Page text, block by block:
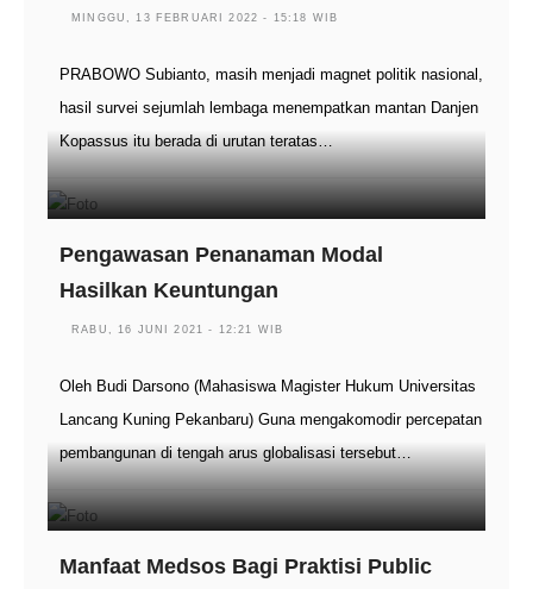
MINGGU, 13 FEBRUARI 2022 - 15:18 WIB
PRABOWO Subianto, masih menjadi magnet politik nasional,
hasil survei sejumlah lembaga menempatkan mantan Danjen
Kopassus itu berada di urutan teratas…
Pengawasan Penanaman Modal
Hasilkan Keuntungan
RABU, 16 JUNI 2021 - 12:21 WIB
Oleh Budi Darsono (Mahasiswa Magister Hukum Universitas
Lancang Kuning Pekanbaru) Guna mengakomodir percepatan
pembangunan di tengah arus globalisasi tersebut…
Manfaat Medsos Bagi Praktisi Public